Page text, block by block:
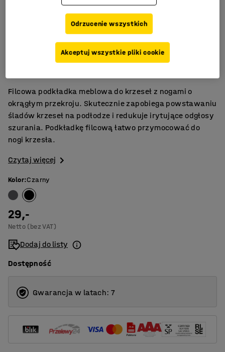
Zmniejsza poziom hałasu
Chroni podłogę
Filcowa podkładka meblowa do krzeseł z nogami o
okrągłym przekroju. Skutecznie zapobiega powstawaniu
śladów krzeseł na podłodze i redukuje irytujące odgłosy
szurania. Podkładkę filcową łatwo przymocować do
nogi krzesła.
Czytaj więcej
Kolor:Czarny
29,-
Netto (bez VAT)
Dodaj do listy
Dostępność
Gwarancja w latach: 7
Odrzucenie wszystkich
Akceptuj wszystkie pliki cookie